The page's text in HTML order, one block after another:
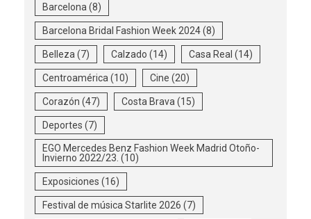
Barcelona (8)
Barcelona Bridal Fashion Week 2024(8)
Belleza (7) Calzado (14) Casa Real (14)
Centroamérica (10) Cine (20)
Corazón (47) Costa Brava (15)
Deportes (7)
EGO Mercedes Benz Fashion Week Madrid Otoño-
Invierno 2022/23. (10)
Exposiciones (16)
Festival de música Starlite 2026 (7)